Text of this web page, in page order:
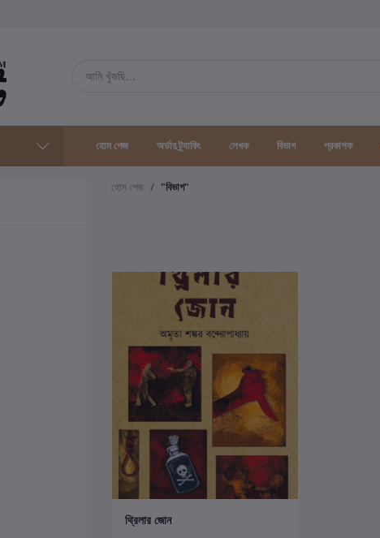
হোম পেজ অর্ডার ট্র্যাকিং লেখক বিভাগ প্রকাশক
হোম পেজ
"বিভাগ"
থ্রিলার জোন